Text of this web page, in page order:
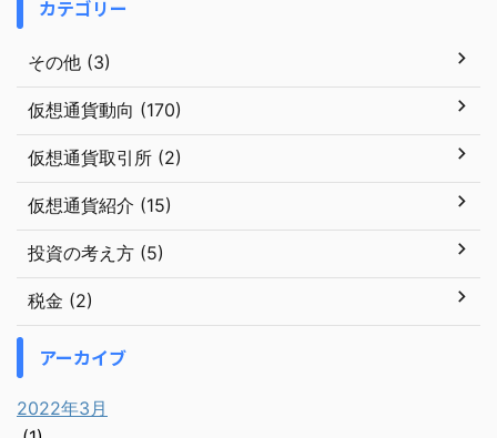
カテゴリー
その他 (3)
仮想通貨動向 (170)
仮想通貨取引所 (2)
仮想通貨紹介 (15)
投資の考え方 (5)
税金 (2)
アーカイブ
2022年3月